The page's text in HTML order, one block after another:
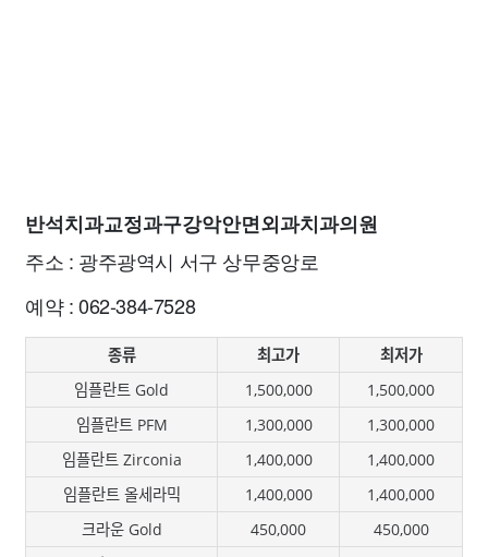
반석치과교정과구강악안면외과치과의원
주소 : 광주광역시 서구 상무중앙로
예약 : 062-384-7528
종류 최고가
최저가
임플란트 Gold
1,500,000
1,500,000
임플란트 PFM
1,300,000
1,300,000
임플란트 Zirconia
1,400,000
1,400,000
임플란트 올세라믹
1,400,000
1,400,000
크라운 Gold
450,000
450,000